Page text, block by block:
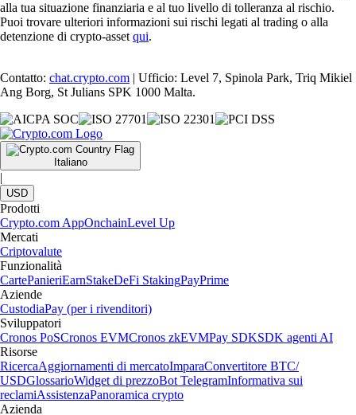
alla tua situazione finanziaria e al tuo livello di tolleranza al rischio.
Puoi trovare ulteriori informazioni sui rischi legati al trading o alla
detenzione di crypto-asset qui.
Contatto: chat.crypto.com | Ufficio: Level 7, Spinola Park, Triq Mikiel
Ang Borg, St Julians SPK 1000 Malta.
Italiano
|
USD
Prodotti
Crypto.com AppOnchainLevel Up
Mercati
Criptovalute
Funzionalità
CartePanieriEarnStakeDeFi StakingPayPrime
Aziende
CustodiaPay (per i rivenditori)
Sviluppatori
Cronos PoSCronos EVMCronos zkEVMPay SDKSDK agenti AI
Risorse
RicercaAggiornamenti di mercatoImparaConvertitore BTC/
USDGlossarioWidget di prezzoBot TelegramInformativa sui
reclamiAssistenzaPanoramica crypto
Azienda